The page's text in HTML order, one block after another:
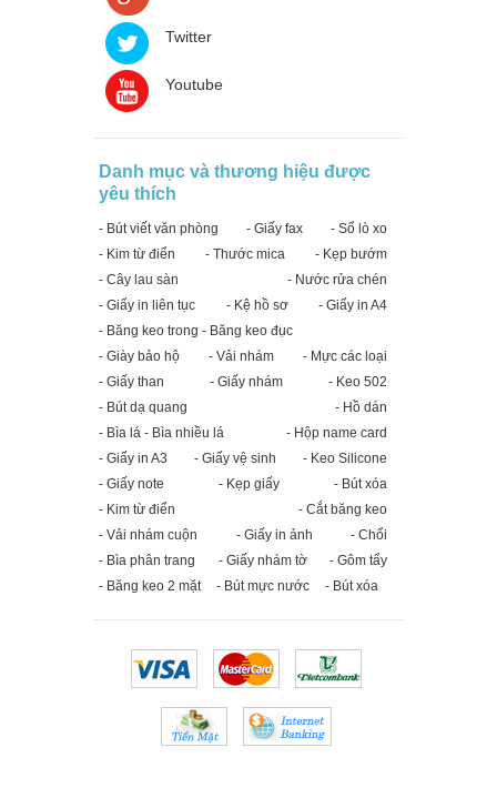
Twitter
Youtube
Danh mục và thương hiệu được
yêu thích
- Bút viết văn phòng - Giấy fax
- Sổ lò xo
- Kim từ điển
- Thước mica
- Kẹp bướm
- Cây lau sàn
- Nước rửa chén
- Giấy in liên tục
- Kệ hồ sơ
- Giấy in A4
- Băng keo trong - Băng keo đục
- Giày bảo hộ
- Vải nhám
- Mực các loại
- Giấy than
- Giấy nhám
- Keo 502
- Bút dạ quang
- Hồ dán
- Bìa lá - Bìa nhiều lá
- Hộp name card
- Giấy in A3
- Giấy vệ sinh
- Keo Silicone
- Giấy note
- Kẹp giấy
- Bút xóa
- Kim từ điển
- Cắt băng keo
- Vải nhám cuộn
- Giấy in ảnh
- Chổi
- Bìa phân trang
- Giấy nhám tờ
- Gôm tẩy
- Băng keo 2 mặt
- Bút mực nước - Bút xóa